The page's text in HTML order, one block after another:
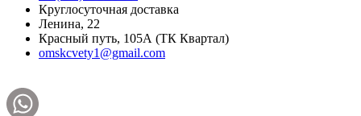
Круглосуточная доставка
Ленина, 22
Красный путь, 105А (ТК Квартал)
omskcvety1@gmail.com